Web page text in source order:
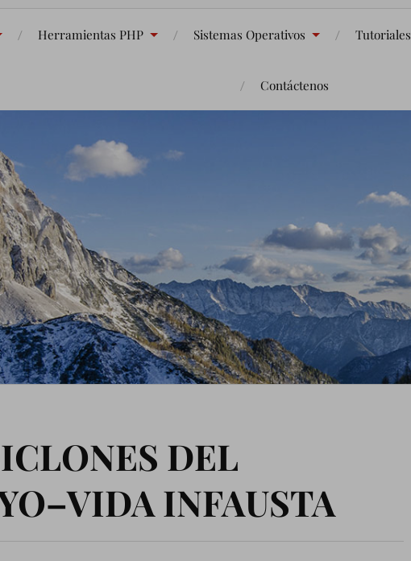
Herramientas PHP Sistemas Operativos Tutoriales
Contáctenos
DEL
INFAUSTA